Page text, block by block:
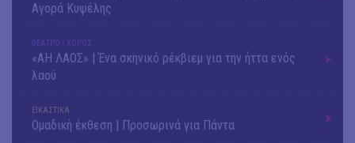
Αγορά Κυψέλης
ΘΕΑΤΡΟ / ΧΟΡΟΣ
«ΑΗ ΛΑΟΣ» | Ένα σκηνικό ρέκβιεμ για την ήττα ενός
λαού
ΕΙΚΑΣΤΙΚΑ
Ομαδική έκθεση | Προσωρινά για Πάντα